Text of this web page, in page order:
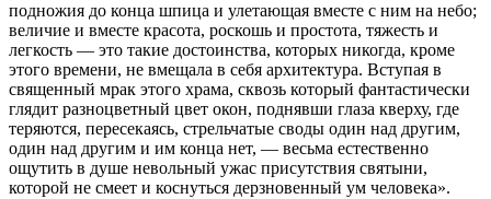
подножия до конца шпица и улетающая вместе с ним на небо;
величие и вместе красота, роскошь и простота, тяжесть и
легкость — это такие достоинства, которых никогда, кроме
этого времени, не вмещала в себя архитектура. Вступая в
священный мрак этого храма, сквозь который фантастически
глядит разноцветный цвет окон, поднявши глаза кверху, где
теряются, пересекаясь, стрельчатые своды один над другим,
один над другим и им конца нет, — весьма естественно
ощутить в душе невольный ужас присутствия святыни,
которой не смеет и коснуться дерзновенный ум человека».